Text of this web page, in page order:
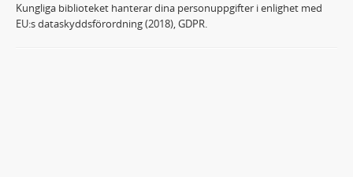
Kungliga biblioteket hanterar dina personuppgifter i enlighet med
EU:s dataskyddsförordning (2018), GDPR.